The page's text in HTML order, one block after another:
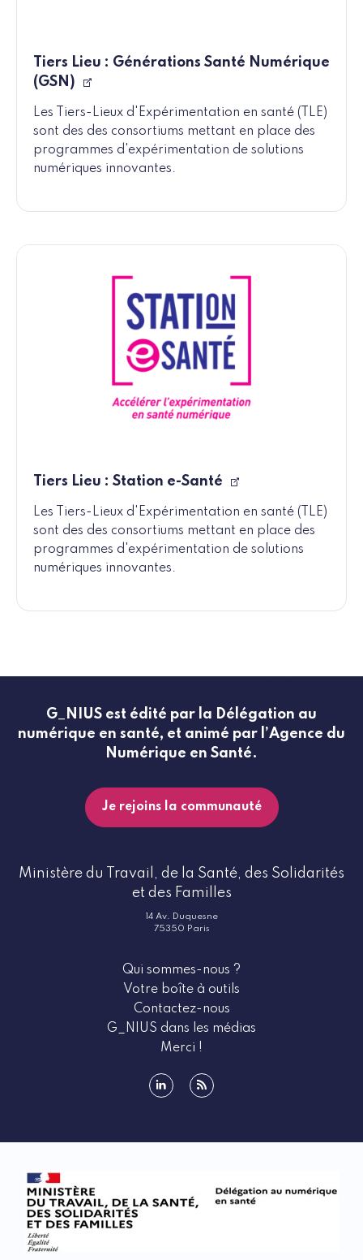
Tiers Lieu : Générations Santé Numérique
(GSN)
Les Tiers-Lieux d'Expérimentation en santé (TLE)
sont des des consortiums mettant en place des
programmes d'expérimentation de solutions
numériques innovantes.
Tiers Lieu : Station e-Santé
Les Tiers-Lieux d'Expérimentation en santé (TLE)
sont des des consortiums mettant en place des
programmes d'expérimentation de solutions
numériques innovantes.
G_NIUS est édité par la Délégation au
numérique en santé, et animé par l’Agence du
Numérique en Santé.
Je rejoins la communauté
Ministère du Travail, de la Santé, des Solidarités
et des Familles
14 Av. Duquesne
75350 Paris
Qui sommes-nous ?
Votre boîte à outils
Contactez-nous
G_NIUS dans les médias
Merci !